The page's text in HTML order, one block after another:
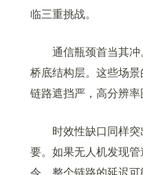
临三重挑战。
通信瓶颈首当其冲。
桥底结构层。这些场
链路遮挡严，高分辨率
时效性缺口同样突
要。如果无人机发现
令，整个链路的延迟